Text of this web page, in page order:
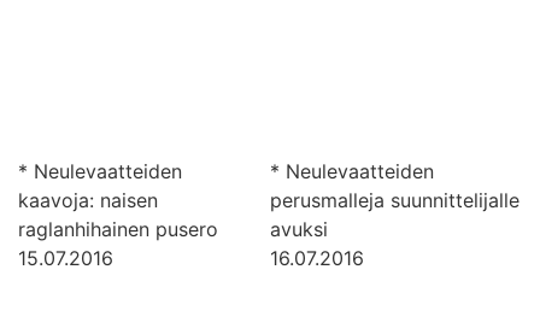
* Neulevaatteiden
kaavoja: naisen
raglanhihainen pusero
15.07.2016
* Neulevaatteiden
perusmalleja suunnittelijalle
avuksi
16.07.2016